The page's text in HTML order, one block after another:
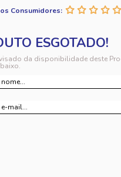
Consumidores:
da disponibilidade deste